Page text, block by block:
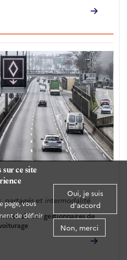
ce site
page, vous
de définir
Oui, je suis
d'accord
Non, merci
partagés et intermodalité
des gestionnaires de